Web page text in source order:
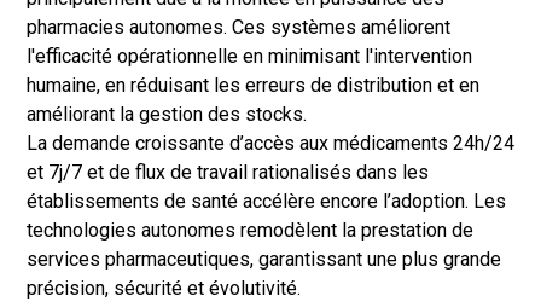
pharmacies autonomes. Ces systèmes améliorent
l'efficacité opérationnelle en minimisant l'intervention
humaine, en réduisant les erreurs de distribution et en
améliorant la gestion des stocks.
La demande croissante d’accès aux médicaments 24h/24
et 7j/7 et de flux de travail rationalisés dans les
établissements de santé accélère encore l’adoption. Les
technologies autonomes remodèlent la prestation de
services pharmaceutiques, garantissant une plus grande
précision, sécurité et évolutivité.